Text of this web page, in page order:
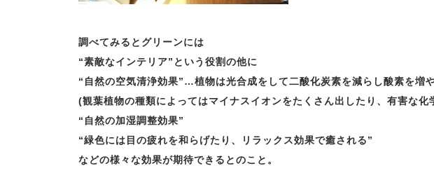
調べてみるとグリーンには
“素敵なインテリア”という役割の他に
“自然の空気清浄効果”…植物は光合成をして二酸化炭素を減らし酸素を増や
(観葉植物の種類によってはマイナスイオンをたくさん出したり、有害な
“自然の加湿調整効果”
“緑色には目の疲れを和らげたり、リラックス効果で癒される”
などの様々な効果が期待できるとのこと。